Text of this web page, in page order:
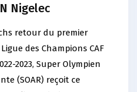
Nigelec
retour du premier
des Champions CAF
2023, Super Olympien
(SOAR) reçoit ce